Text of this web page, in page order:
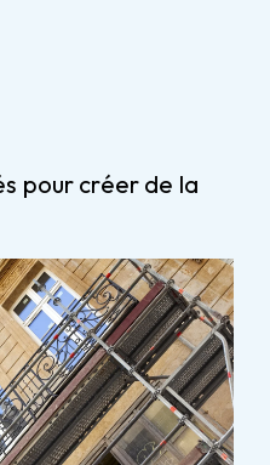
pour créer de la